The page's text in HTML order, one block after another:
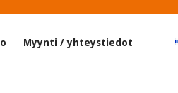
Myynti / yhteystiedot